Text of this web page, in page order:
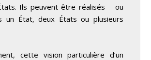
Ils peuvent être réalisés – ou
un État, deux États ou plusieurs
cette vision particulière d’un